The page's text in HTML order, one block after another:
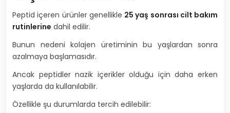
Peptid içeren ürünler genellikle 25 yaş sonrası cilt bakım
rutinlerine dahil edilir.
Bunun nedeni kolajen üretiminin bu yaşlardan sonra
azalmaya başlamasıdır.
Ancak peptidler nazik içerikler olduğu için daha erken
yaşlarda da kullanılabilir.
Özellikle şu durumlarda tercih edilebilir: